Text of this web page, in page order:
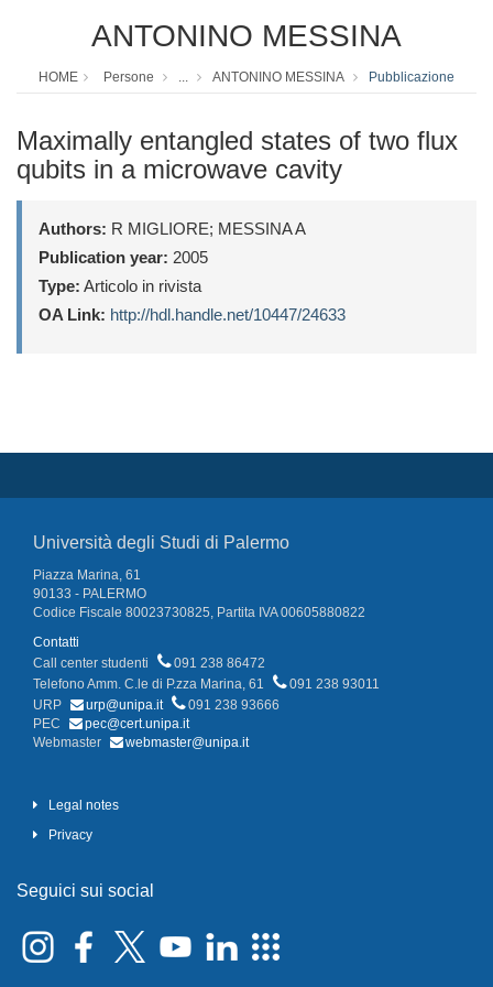
ANTONINO MESSINA
HOME Persone ... ANTONINO MESSINA Pubblicazione
Maximally entangled states of two flux
qubits in a microwave cavity
Authors: R MIGLIORE; MESSINA A
Publication year: 2005
Type: Articolo in rivista
OA Link: http://hdl.handle.net/10447/24633
Università degli Studi di Palermo
Piazza Marina, 61
90133 - PALERMO
Codice Fiscale 80023730825, Partita IVA 00605880822
Contatti
Call center studenti
091 238 86472
Telefono Amm. C.le di P.zza Marina, 61
091 238 93011
URP
urp@unipa.it
091 238 93666
PEC
pec@cert.unipa.it
Webmaster
webmaster@unipa.it
Legal notes
Privacy
Seguici sui social